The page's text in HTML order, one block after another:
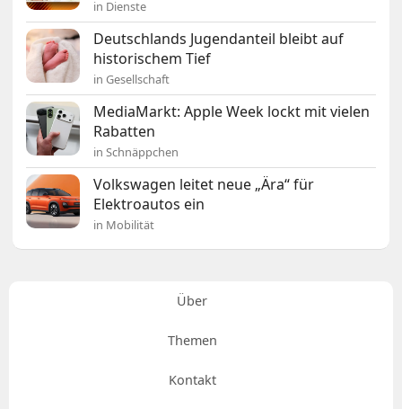
in Dienste
Deutschlands Jugendanteil bleibt auf
historischem Tief
in Gesellschaft
MediaMarkt: Apple Week lockt mit vielen
Rabatten
in Schnäppchen
Volkswagen leitet neue „Ära“ für
Elektroautos ein
in Mobilität
Über
Themen
Kontakt